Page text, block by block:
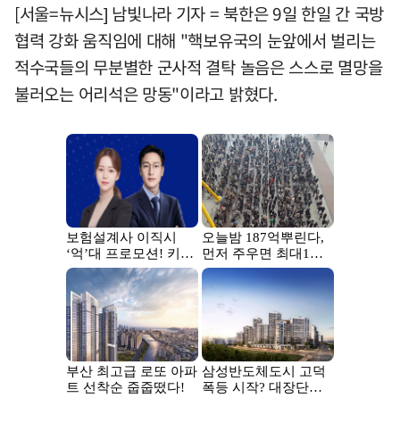
[서울=뉴시스] 남빛나라 기자 = 북한은 9일 한일 간 국방
협력 강화 움직임에 대해 "핵보유국의 눈앞에서 벌리는
적수국들의 무분별한 군사적 결탁 놀음은 스스로 멸망을
불러오는 어리석은 망동"이라고 밝혔다.